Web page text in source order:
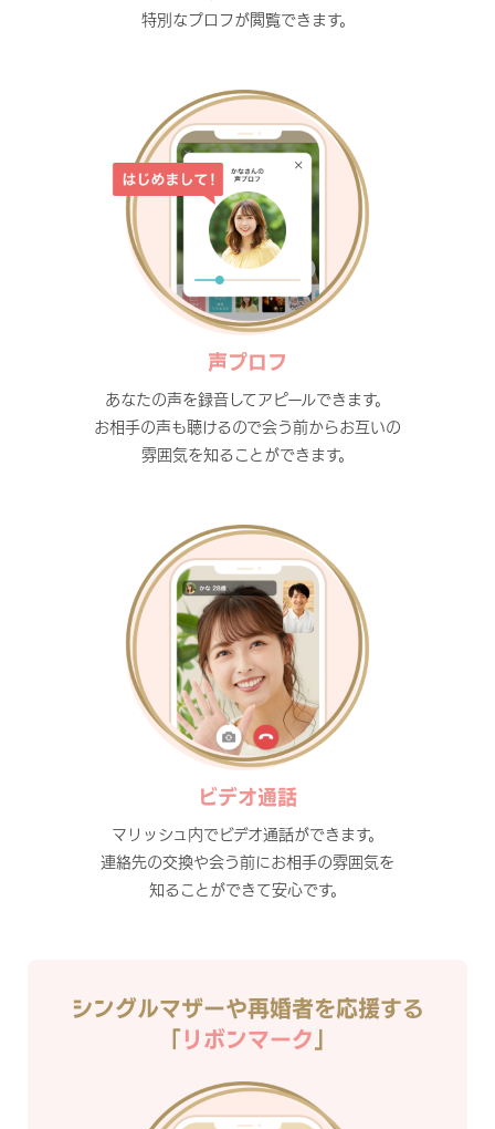
特別なプロフが閲覧できます。
声プロフ
あなたの声を録音してアピールできます。
お相手の声も聴けるので会う前からお互いの
雰囲気を知ることができます。
ビデオ通話
マリッシュ内でビデオ通話ができます。
連絡先の交換や会う前にお相手の雰囲気を
知ることができて安心です。
シングルマザーや再婚者を応援する
「 リボンマーク